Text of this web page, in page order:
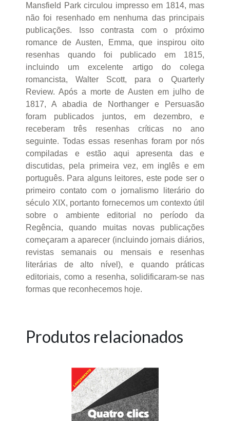
Mansfield Park circulou impresso em 1814, mas
não foi resenhado em nenhuma das principais
publicações. Isso contrasta com o próximo
romance de Austen, Emma, que inspirou oito
resenhas quando foi publicado em 1815,
incluindo um excelente artigo do colega
romancista, Walter Scott, para o Quarterly
Review. Após a morte de Austen em julho de
1817, A abadia de Northanger e Persuasão
foram publicados juntos, em dezembro, e
receberam três resenhas críticas no ano
seguinte. Todas essas resenhas foram por nós
compiladas e estão aqui apresenta das e
discutidas, pela primeira vez, em inglês e em
português. Para alguns leitores, este pode ser o
primeiro contato com o jornalismo literário do
século XIX, portanto fornecemos um contexto útil
sobre o ambiente editorial no período da
Regência, quando muitas novas publicações
começaram a aparecer (incluindo jornais diários,
revistas semanais ou mensais e resenhas
literárias de alto nível), e quando práticas
editoriais, como a resenha, solidificaram-se nas
formas que reconhecemos hoje.
Produtos relacionados